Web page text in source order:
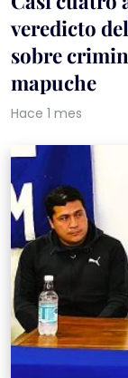
veredicto
sobre
mapuche
Hace 1 mes